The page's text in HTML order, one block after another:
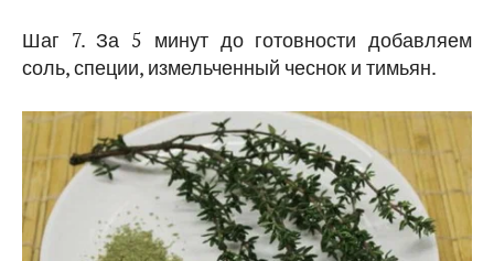
Шаг 7. За 5 минут до готовности добавляем
соль, специи, измельченный чеснок и тимьян.